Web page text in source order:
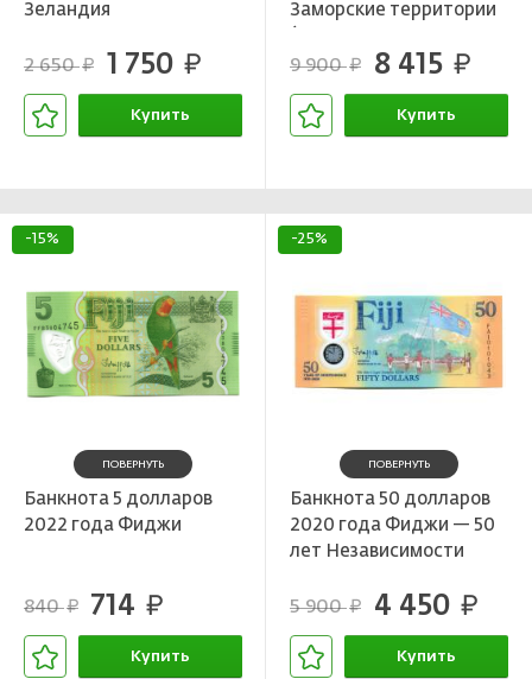
Зеландия
2 650руб. 1 750 руб.
Купить
Заморские территории
Полинезия и Новая
9 900руб. 8 415 руб.
Купить
-15%
ПОВЕРНУТЬ
Банкнота 5 долларов
2022 года Фиджи
840руб. 714 руб.
Купить
-25%
ПОВЕРНУТЬ
Банкнота 50 долларов
2020 года Фиджи — 50
лет Независимости
5 900руб. 4 450 руб.
Купить